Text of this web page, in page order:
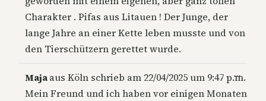
Charakter . Pifas aus Litauen ! Der Junge, der
lange Jahre an einer Kette leben musste und von
den Tierschützern gerettet wurde.
Majaaus Köln schrieb am 22/04/2025um 9:47 p.m.
Mein Freund und ich haben vor einigen Monaten
…
ein-/